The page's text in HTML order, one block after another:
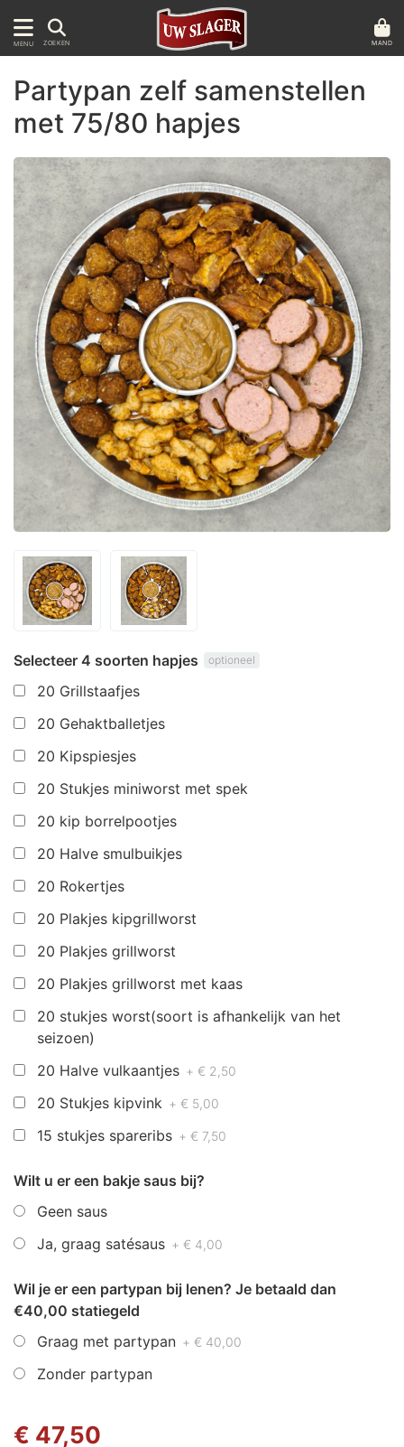
MENU ZOEKEN MAND
Partypan zelf samenstellen
met 75/80 hapjes
Selecteer 4 soorten hapjes optioneel
20 Grillstaafjes
20 Gehaktballetjes
20 Kipspiesjes
20 Stukjes miniworst met spek
20 kip borrelpootjes
20 Halve smulbuikjes
20 Rokertjes
20 Plakjes kipgrillworst
20 Plakjes grillworst
20 Plakjes grillworst met kaas
20 stukjes worst(soort is afhankelijk van het
seizoen)
20 Halve vulkaantjes + € 2,50
20 Stukjes kipvink + € 5,00
15 stukjes spareribs + € 7,50
Wilt u er een bakje saus bij?
Geen saus
Ja, graag satésaus + € 4,00
Wil je er een partypan bij lenen? Je betaald dan
€40,00 statiegeld
Graag met partypan + € 40,00
Zonder partypan
€ 47,50